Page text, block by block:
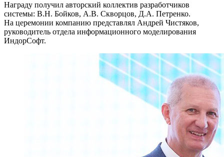
Награду получил авторский коллектив разработчиков
системы: В.Н. Бойков, А.В. Скворцов, Д.А. Петренко.
На церемонии компанию представлял Андрей Чистяков,
руководитель отдела информационного моделирования
ИндорСофт.